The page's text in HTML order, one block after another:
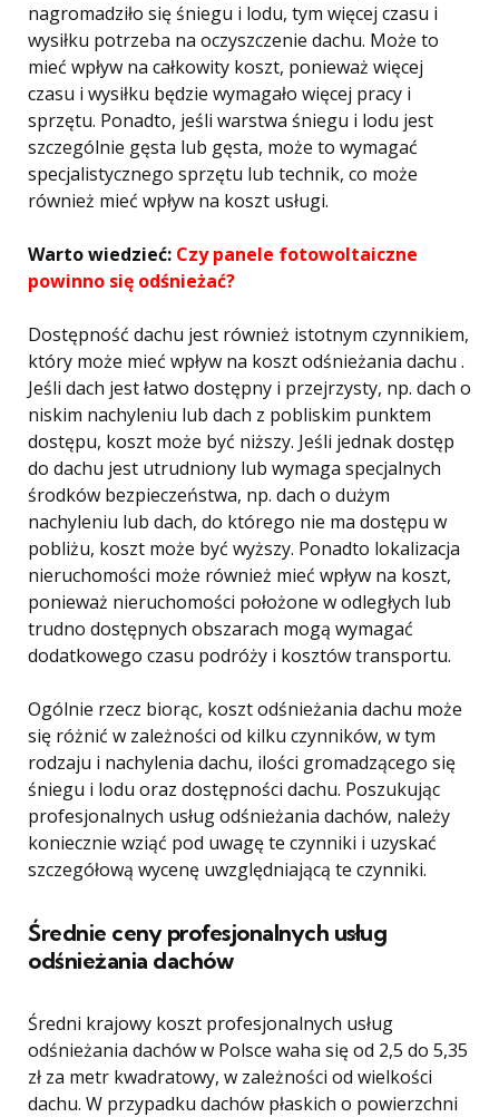
nagromadziło się śniegu i lodu, tym więcej czasu i
wysiłku potrzeba na oczyszczenie dachu. Może to
mieć wpływ na całkowity koszt, ponieważ więcej
czasu i wysiłku będzie wymagało więcej pracy i
sprzętu. Ponadto, jeśli warstwa śniegu i lodu jest
szczególnie gęsta lub gęsta, może to wymagać
specjalistycznego sprzętu lub technik, co może
również mieć wpływ na koszt usługi.
Warto wiedzieć: Czy panele fotowoltaiczne
powinno się odśnieżać?
Dostępność dachu jest również istotnym czynnikiem,
który może mieć wpływ na koszt odśnieżania dachu .
Jeśli dach jest łatwo dostępny i przejrzysty, np. dach o
niskim nachyleniu lub dach z pobliskim punktem
dostępu, koszt może być niższy. Jeśli jednak dostęp
do dachu jest utrudniony lub wymaga specjalnych
środków bezpieczeństwa, np. dach o dużym
nachyleniu lub dach, do którego nie ma dostępu w
pobliżu, koszt może być wyższy. Ponadto lokalizacja
nieruchomości może również mieć wpływ na koszt,
ponieważ nieruchomości położone w odległych lub
trudno dostępnych obszarach mogą wymagać
dodatkowego czasu podróży i kosztów transportu.
Ogólnie rzecz biorąc, koszt odśnieżania dachu może
się różnić w zależności od kilku czynników, w tym
rodzaju i nachylenia dachu, ilości gromadzącego się
śniegu i lodu oraz dostępności dachu. Poszukując
profesjonalnych usług odśnieżania dachów, należy
koniecznie wziąć pod uwagę te czynniki i uzyskać
szczegółową wycenę uwzględniającą te czynniki.
Średnie ceny profesjonalnych usług
odśnieżania dachów
Średni krajowy koszt profesjonalnych usług
odśnieżania dachów w Polsce waha się od 2,5 do 5,35
zł za metr kwadratowy, w zależności od wielkości
dachu. W przypadku dachów płaskich o powierzchni